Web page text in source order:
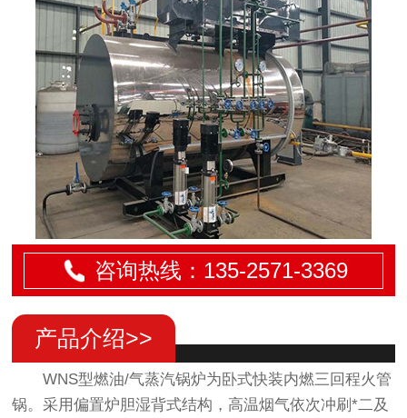
咨询热线：135-2571-3369
产品介绍>>
WNS型燃油/气蒸汽锅炉为卧式快装内燃三回程火管
锅。采用偏置炉胆湿背式结构，高温烟气依次冲刷*二及